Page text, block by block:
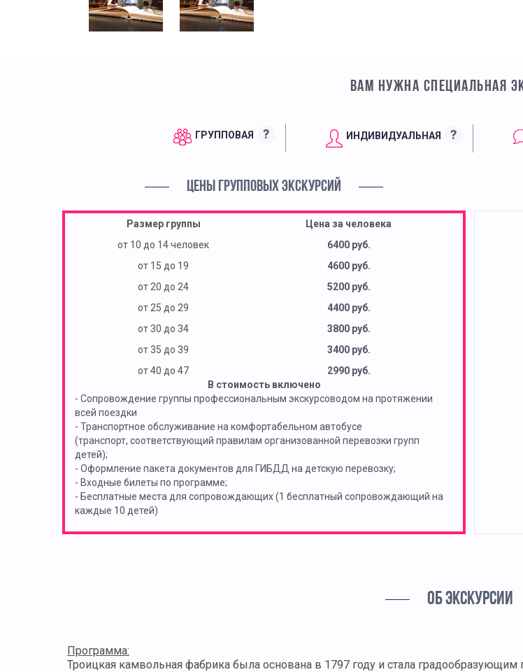
ВАМ НУЖНА СПЕЦИАЛЬНАЯ
ГРУППОВАЯ ? ИНДИВИДУАЛЬНАЯ ?
ЦЕНЫ ГРУППОВЫХ ЭКСКУРСИЙ
Размер группы
Цена за человека
от 10 до 14 человек
6400 руб.
от 15 до 19
4600 руб.
от 20 до 24
5200 руб.
от 25 до 29
4400 руб.
от 30 до 34
3800 руб.
от 35 до 39
3400 руб.
от 40 до 47
2990 руб.
В стоимость включено
- Сопровождение группы профессиональным экскурсоводом на протяжении
всей поездки
- Транспортное обслуживание на комфортабельном автобусе
(транспорт, соответствующий правилам организованной перевозки групп
детей);
- Оформление пакета документов для ГИБДД на детскую перевозку;
- Входные билеты по программе;
- Бесплатные места для сопровождающих (1 бесплатный сопровождающий на
каждые 10 детей)
ОБ ЭКСКУРСИИ
Программа:
Троицкая камвольная фабрика была основана в 1797 году и стала